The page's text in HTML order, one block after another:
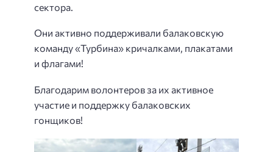
сектора.
Они активно поддерживали балаковскую
команду «Турбина» кричалками, плакатами
и флагами!
Благодарим волонтеров за их активное
участие и поддержку балаковских
гонщиков!